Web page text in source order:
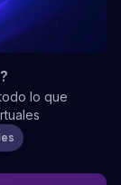
lo que